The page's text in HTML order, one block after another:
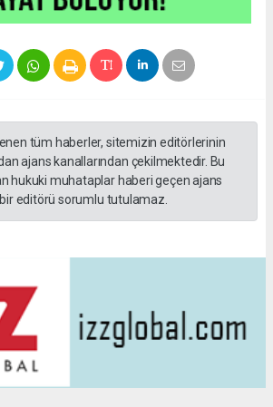
tüm haberler, sitemizin editörlerinin
ajans kanallarından çekilmektedir. Bu
hukuki muhataplar haberi geçen ajans
editörü sorumlu tutulamaz.